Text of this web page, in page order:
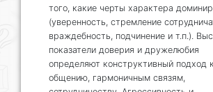
того, какие черты характера
(уверенность, стремление
враждебность, подчинение и т.п.).
показатели доверия и дружелюбия
определяют конструктивный подход к
общению, гармоничным связям,